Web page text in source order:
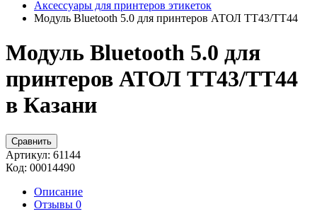
Аксессуары для принтеров этикеток
Модуль Bluetooth 5.0 для принтеров АТОЛ TT43/TT44
Модуль Bluetooth 5.0 для
принтеров АТОЛ TT43/TT44
в Казани
Сравнить
Артикул: 61144
Код: 00014490
Описание
Отзывы 0